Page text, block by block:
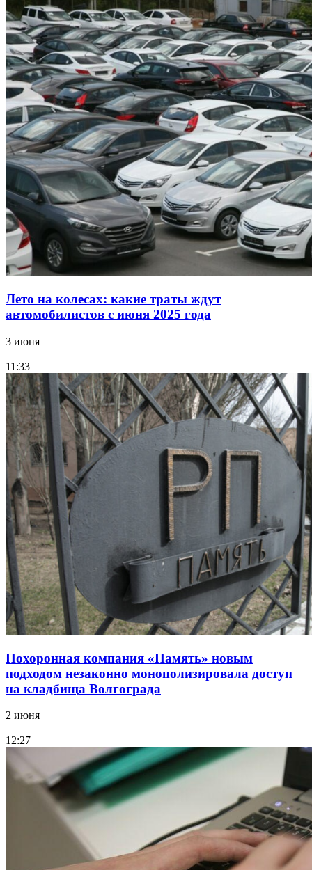
Лето на колесах: какие траты ждут
автомобилистов с июня 2025 года
3 июня
11:33
Похоронная компания «Память» новым
подходом незаконно монополизировала доступ
на кладбища Волгограда
2 июня
12:27